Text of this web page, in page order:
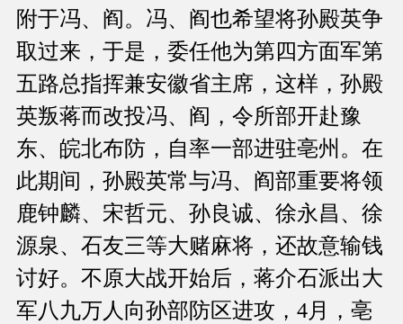
附于冯、阎。冯、阎也希望将孙殿英争
取过来，于是，委任他为第四方面军第
五路总指挥兼安徽省主席，这样，孙殿
英叛蒋而改投冯、阎，令所部开赴豫
东、皖北布防，自率一部进驻亳州。在
此期间，孙殿英常与冯、阎部重要将领
鹿钟麟、宋哲元、孙良诚、徐永昌、徐
源泉、石友三等大赌麻将，还故意输钱
讨好。不原大战开始后，蒋介石派出大
军八九万人向孙部防区进攻，4月，亳